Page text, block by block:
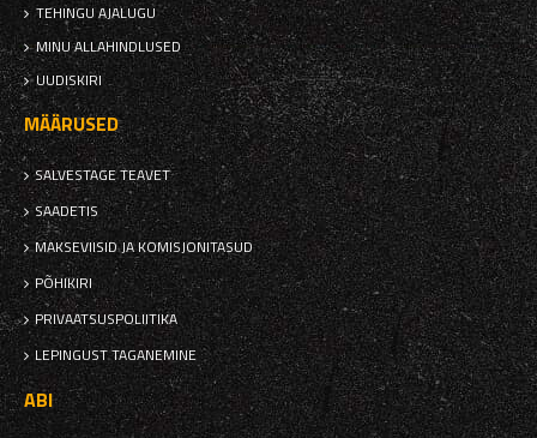
TEHINGU AJALUGU
MINU ALLAHINDLUSED
UUDISKIRI
MÄÄRUSED
SALVESTAGE TEAVET
SAADETIS
MAKSEVIISID JA KOMISJONITASUD
PÕHIKIRI
PRIVAATSUSPOLIITIKA
LEPINGUST TAGANEMINE
ABI